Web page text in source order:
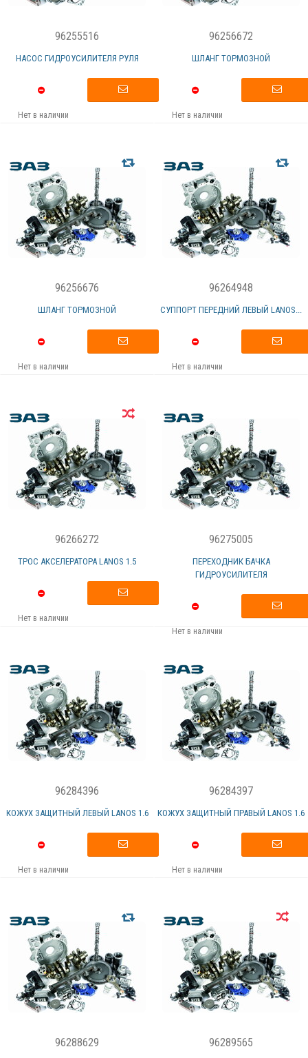
96255516
НАСОС ГИДРОУСИЛИТЕЛЯ РУЛЯ
Нет в наличии
96256672
ШЛАНГ ТОРМОЗНОЙ
Нет в наличии
96256676
ШЛАНГ ТОРМОЗНОЙ
Нет в наличии
96264948
СУППОРТ ПЕРЕДНИЙ ЛЕВЫЙ LANOS...
Нет в наличии
96266272
ТРОС АКСЕЛЕРАТОРА LANOS 1.5
Нет в наличии
96275005
ПЕРЕХОДНИК БАЧКА
ГИДРОУСИЛИТЕЛЯ
Нет в наличии
96284396
КОЖУХ ЗАЩИТНЫЙ ЛЕВЫЙ LANOS 1.6
Нет в наличии
96284397
КОЖУХ ЗАЩИТНЫЙ ПРАВЫЙ LANOS 1.6
Нет в наличии
96288629 96289565